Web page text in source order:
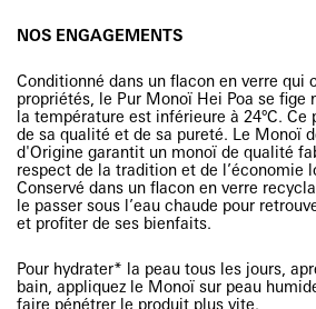
NOS ENGAGEMENTS
Conditionné dans un flacon en verre qui
propriétés, le Pur Monoï Hei Poa se fige
la température est inférieure à 24°C. Ce
de sa qualité et de sa pureté. Le Monoï
d'Origine garantit un monoï de qualité
respect de la tradition et de l’économie
Conservé dans un flacon en verre
le passer sous l’eau chaude pour
et profiter de ses bienfaits.
Pour hydrater* la peau tous les jours,
bain, appliquez le Monoï sur peau
faire pénétrer le produit plus vite.